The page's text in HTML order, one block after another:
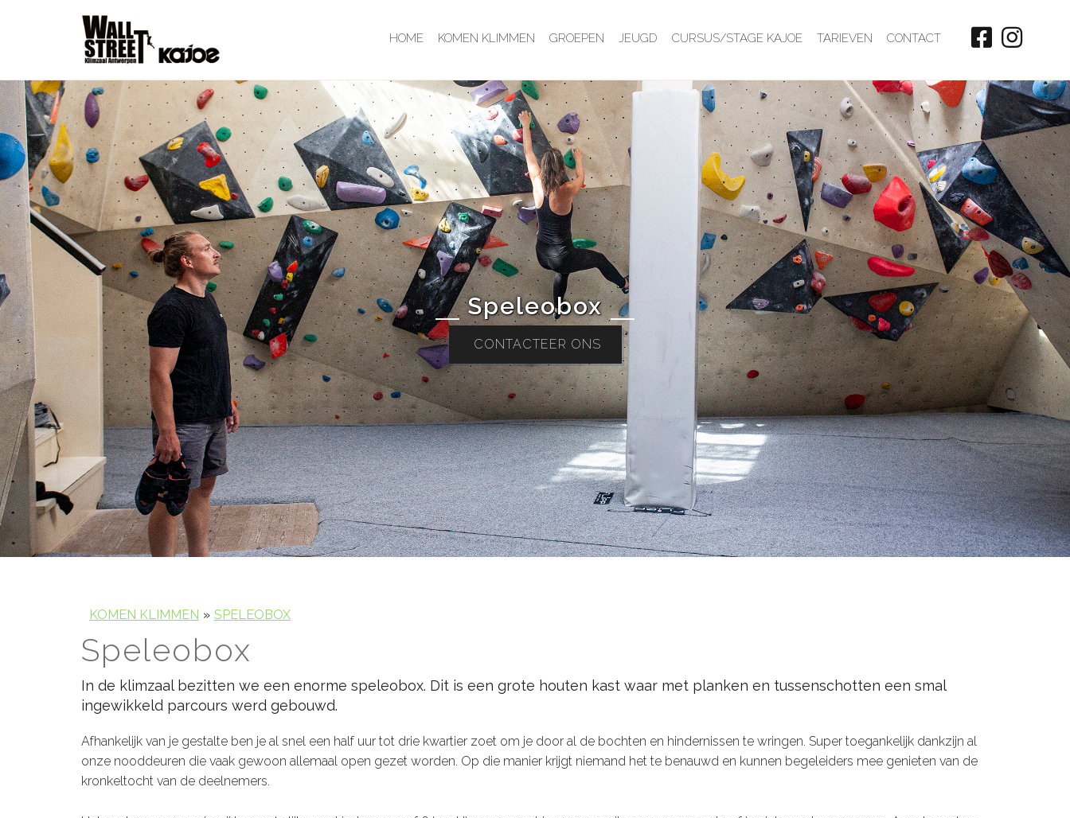
HOME KOMEN KLIMMEN GROEPEN JEUGD CURSUS/STAGE KAJOE TARIEVEN CONTACT
Speleobox
CONTACTEER ONS
KOMEN KLIMMEN SPELEOBOX
Speleobox
In de klimzaal bezitten we een enorme speleobox. Dit is een grote houten kast waar met planken en tussenschotten een smal
ingewikkeld parcours werd gebouwd.
Afhankelijk van je gestalte ben je al snel een half uur tot drie kwartier zoet om je door al de bochten en hindernissen te wringen. Super toegankelijk dankzijn al
onze nooddeuren die vaak gewoon allemaal open gezet worden. Op die manier krijgt niemand het te benauwd en kunnen begeleiders mee genieten van de
kronkeltocht van de deelnemers.